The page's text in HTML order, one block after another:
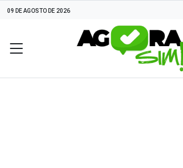
09 DE AGOSTO DE 2026